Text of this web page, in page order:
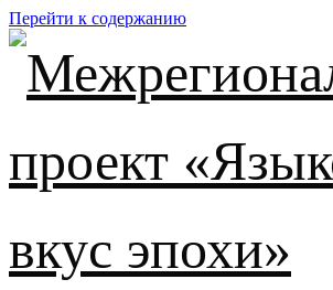
Перейти к содержанию